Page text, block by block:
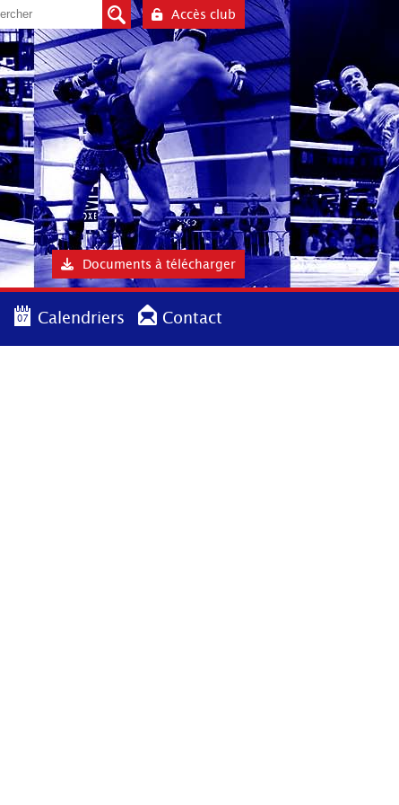
Accès club
Documents à télécharger
Calendriers Contact